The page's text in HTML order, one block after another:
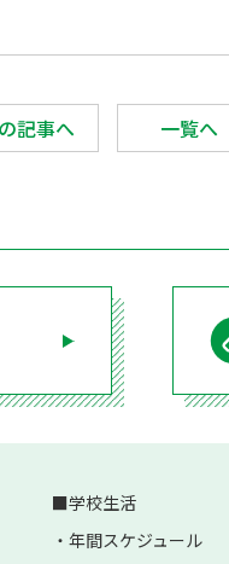
記事へ 一覧へ
学校生活
年間スケジュール